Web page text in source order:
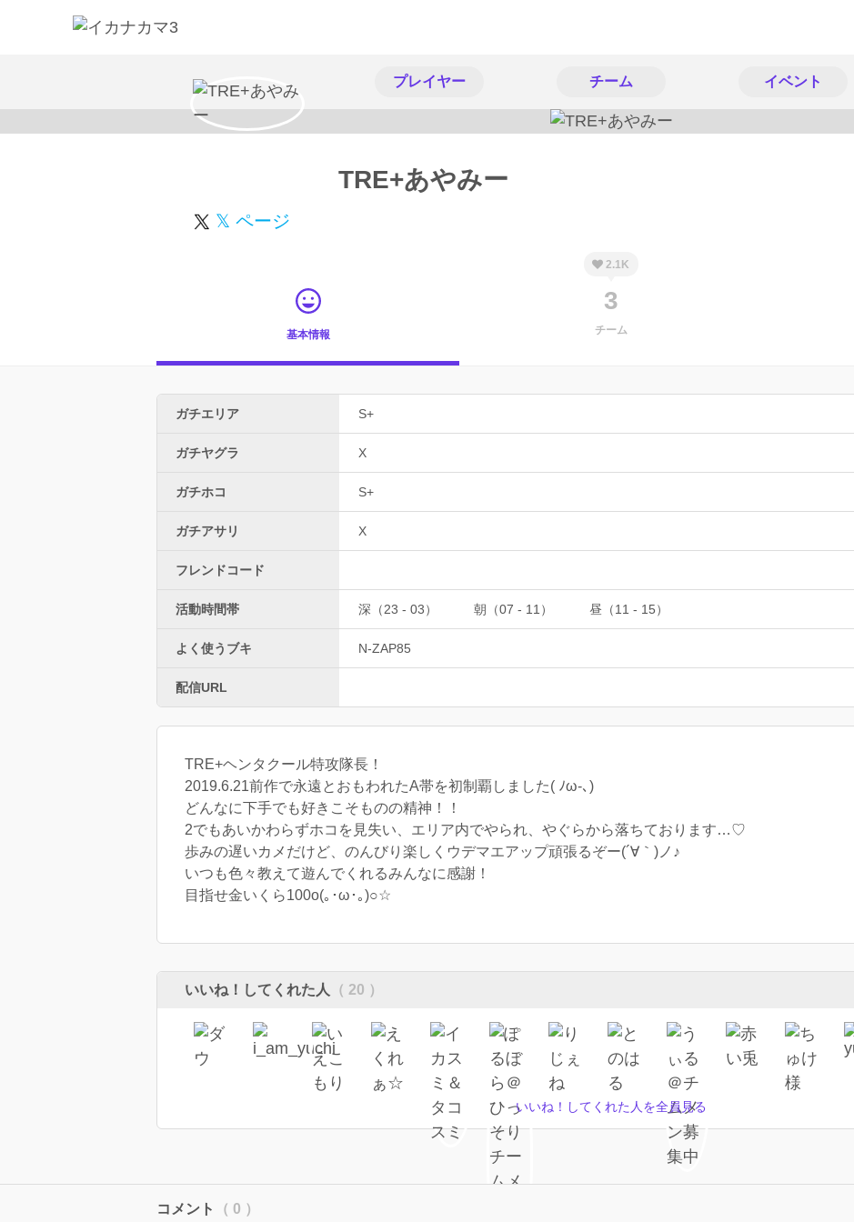
プレイヤー チーム イベント
TRE+あやみー
𝕏 ページ
基本情報
2.1K
3
チーム
ガチエリア S+
ガチヤグラ X
ガチホコ S+
ガチアサリ X
フレンドコード
活動時間帯 深（23 - 03） 朝（07 - 11） 昼（11 - 15）
よく使うブキ N-ZAP85
配信URL
TRE+ヘンタクール特攻隊長！
2019.6.21前作で永遠とおもわれたA帯を初制覇しました( ﾉω-､)
どんなに下手でも好きこそものの精神！！
2でもあいかわらずホコを見失い、エリア内でやられ、やぐらから落ちております…♡
歩みの遅いカメだけど、のんびり楽しくウデマエアップ頑張るぞー(´∀｀)ノ♪
いつも色々教えて遊んでくれるみんなに感謝！
目指せ金いくら100o(｡･ω･｡)○☆
いいね！してくれた人 （ 20 ）
いいね！してくれた人を全員見る
コメント （ 0 ）